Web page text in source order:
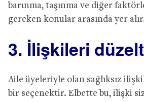
barınma, taşınma ve diğer
gereken konular arasında yer
3. İlişkileri
Aile üyeleriyle olan sağlıksız
bir seçenektir. Elbette bu, ilişki